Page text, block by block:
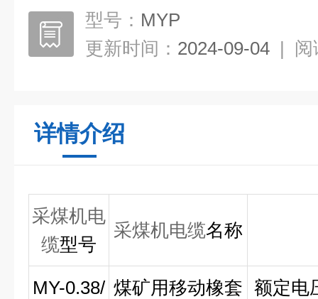
型号： MYP
更新时间： 2024-09-04 | 阅
详情介绍
采煤机电
缆型号
采煤机电缆名称
MY-0.38/ 煤矿用移动橡套 额定电